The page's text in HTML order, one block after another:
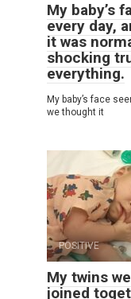
My baby’s
every day,
it was
shocking
everything.
My baby’s face
we thought it
POSITIVE
My twins
joined